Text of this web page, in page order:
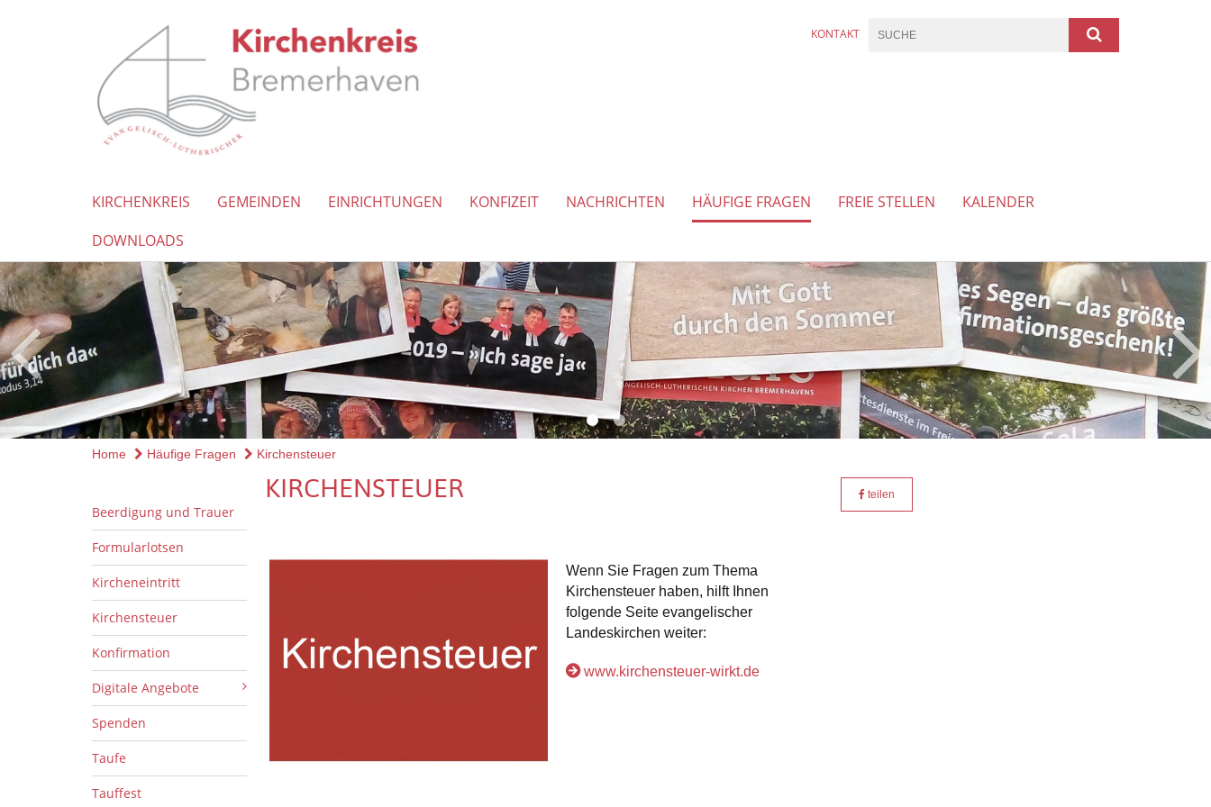
KONTAKT
KIRCHENKREIS GEMEINDEN EINRICHTUNGEN KONFIZEIT NACHRICHTEN HÄUFIGE FRAGEN FREIE STELLEN
KALENDER
DOWNLOADS
Home Häufige Fragen Kirchensteuer
Beerdigung und Trauer
Formularlotsen
Kircheneintritt
Kirchensteuer
Konfirmation
Digitale Angebote
Spenden
Taufe
Tauffest
KIRCHENSTEUER teilen
Wenn Sie Fragen zum Thema
Kirchensteuer haben, hilft Ihnen
folgende Seite evangelischer
Landeskirchen weiter:
www.kirchensteuer-wirkt.de